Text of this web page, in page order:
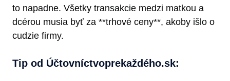
to napadne. Všetky transakcie medzi matkou a
dcérou musia byť za **trhové ceny**, akoby išlo o
cudzie firmy.
Tip od Účtovníctvoprekaždéh​o.sk: